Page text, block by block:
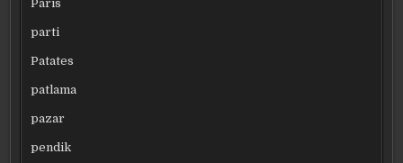
Paris
parti
Patates
patlama
pazar
pendik